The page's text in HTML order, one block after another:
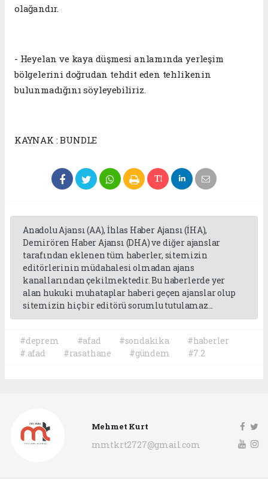
olağandır.
- Heyelan ve kaya düşmesi anlamında yerleşim
bölgelerini doğrudan tehdit eden tehlikenin
bulunmadığını söyleyebiliriz.
KAYNAK : BUNDLE
Anadolu Ajansı (AA), İhlas Haber Ajansı (İHA),
Demirören Haber Ajansı (DHA) ve diğer ajanslar
tarafından eklenen tüm haberler, sitemizin
editörlerinin müdahalesi olmadan ajans
kanallarından çekilmektedir. Bu haberlerde yer
alan hukuki muhataplar haberi geçen ajanslar olup
sitemizin hiç bir editörü sorumlu tutulamaz...
#deprem #afad #sondakika
#haberler
#.afad
#rasathane #gündem #7.2
Mehmet Kurt
mmtkrt2727@gmail.com